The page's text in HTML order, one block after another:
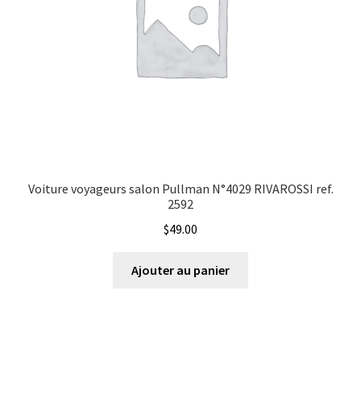
Voiture voyageurs salon Pullman N°4029 RIVAROSSI ref.
2592
$49.00
Ajouter au panier